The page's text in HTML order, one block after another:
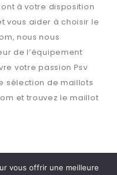
à votre disposition
vous aider à choisir le
, nous nous
de l’équipement
votre passion Psv
sélection de maillots
et trouvez le maillot
vous offrir une meilleure